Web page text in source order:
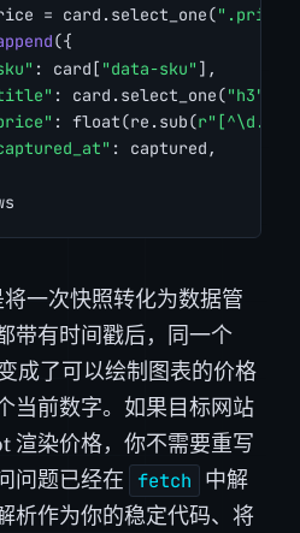
= card.select_one(
".price"
({
: card[ "data-sku" ],
: card.select_one("h3"
: float(re.sub(r"[^\d.]"
: captured,
一次快照转化为数据管
带有时间戳后，同一个
成了可以绘制图表的价格
当前数字。如果目标网站
渲染价格，你不需要重写
问题已经在
fetch
中解
析作为你的稳定代码、将